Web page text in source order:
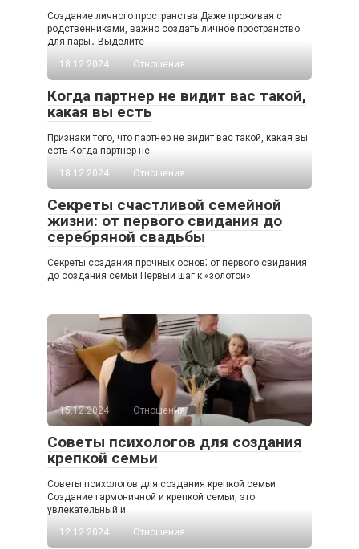
Создание личного пространства Даже проживая с
родственниками, важно создать личное пространство
для пары․ Выделите
18.12.2024
Отношения
Когда партнер не видит вас такой,
какая вы есть
Признаки того, что партнер не видит вас такой, какая вы
есть Когда партнер не
18.12.2024
Отношения
Секреты счастливой семейной
жизни: от первого свидания до
серебряной свадьбы
Секреты создания прочных основ⁚ от первого свидания
до создания семьи Первый шаг к «золотой»
15.12.2024 Отношения
Советы психологов для создания
крепкой семьи
Советы психологов для создания крепкой семьи
Создание гармоничной и крепкой семьи, это
увлекательный и
12.12.2024
Отношения